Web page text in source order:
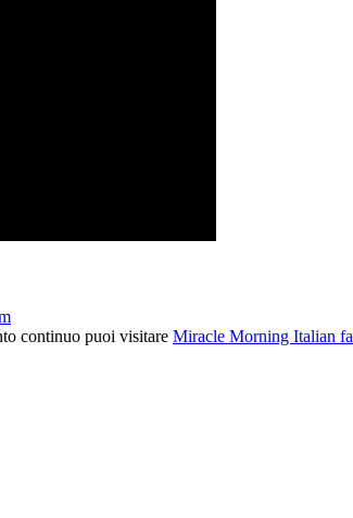
continuo puoi visitare Miracle Morning Italian